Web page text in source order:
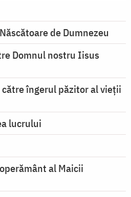
de Dumnezeu
Domnul nostru Iisus
îngerul păzitor al vieții
lucrului
al Maicii